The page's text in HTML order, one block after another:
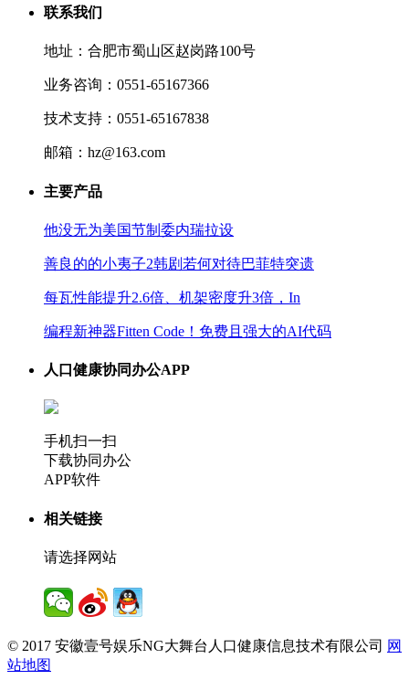
联系我们
地址：合肥市蜀山区赵岗路100号
业务咨询：0551-65167366
技术支持：0551-65167838
邮箱：hz@163.com
主要产品
他没无为美国节制委内瑞拉设
善良的的小夷子2韩剧若何对待巴菲特突遗
每瓦性能提升2.6倍、机架密度升3倍，In
编程新神器Fitten Code！免费且强大的AI代码
人口健康协同办公APP
手机扫一扫
下载协同办公
APP软件
相关链接
请选择网站
© 2017 安徽壹号娱乐NG大舞台人口健康信息技术有限公司 网
站地图